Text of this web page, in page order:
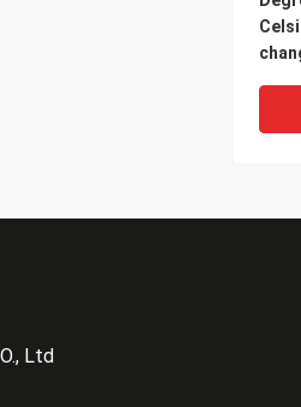
pour
Ltd